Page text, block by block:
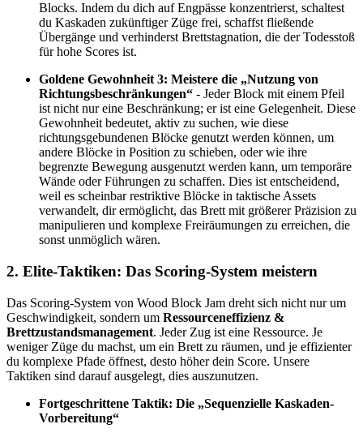
Blocks. Indem du dich auf Engpässe konzentrierst, schaltest
du Kaskaden zukünftiger Züge frei, schaffst fließende
Übergänge und verhinderst Brettstagnation, die der Todesstoß
für hohe Scores ist.
Goldene Gewohnheit 3: Meistere die „Nutzung von
Richtungsbeschränkungen“ - Jeder Block mit einem Pfeil
ist nicht nur eine Beschränkung; er ist eine Gelegenheit. Diese
Gewohnheit bedeutet, aktiv zu suchen, wie diese
richtungsgebundenen Blöcke genutzt werden können, um
andere Blöcke in Position zu schieben, oder wie ihre
begrenzte Bewegung ausgenutzt werden kann, um temporäre
Wände oder Führungen zu schaffen. Dies ist entscheidend,
weil es scheinbar restriktive Blöcke in taktische Assets
verwandelt, dir ermöglicht, das Brett mit größerer Präzision zu
manipulieren und komplexe Freiräumungen zu erreichen, die
sonst unmöglich wären.
2. Elite-Taktiken: Das Scoring-System meistern
Das Scoring-System von Wood Block Jam dreht sich nicht nur um
Geschwindigkeit, sondern um Ressourceneffizienz &
Brettzustandsmanagement. Jeder Zug ist eine Ressource. Je
weniger Züge du machst, um ein Brett zu räumen, und je effizienter
du komplexe Pfade öffnest, desto höher dein Score. Unsere
Taktiken sind darauf ausgelegt, dies auszunutzen.
Fortgeschrittene Taktik: Die „Sequenzielle Kaskaden-
Vorbereitung“